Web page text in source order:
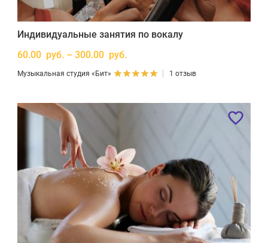
Индивидуальные занятия по вокалу
60.00 руб. – 300.00 руб.
Музыкальная студия «Бит» 1 отзыв